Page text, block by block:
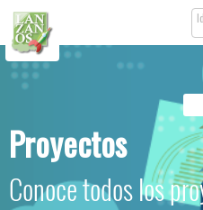
Proyectos
Conoce todos los